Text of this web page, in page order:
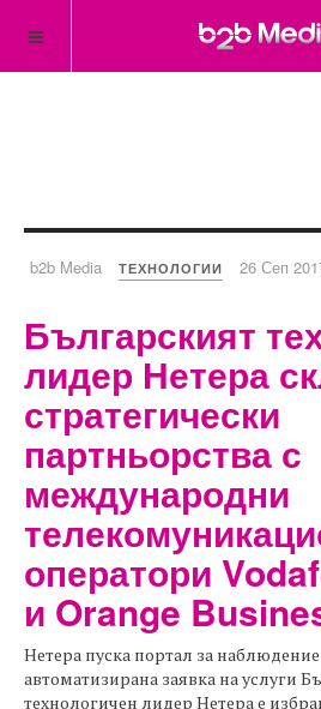
b2b Media ТЕХНОЛОГИИ 26 Сеп
Българският
лидер Нетера
стратегически
партньорства с
международни
оператори
и Orange
Нетера пуска портал за
автоматизирана заявка на услуги
технологичен лидер Нетера е